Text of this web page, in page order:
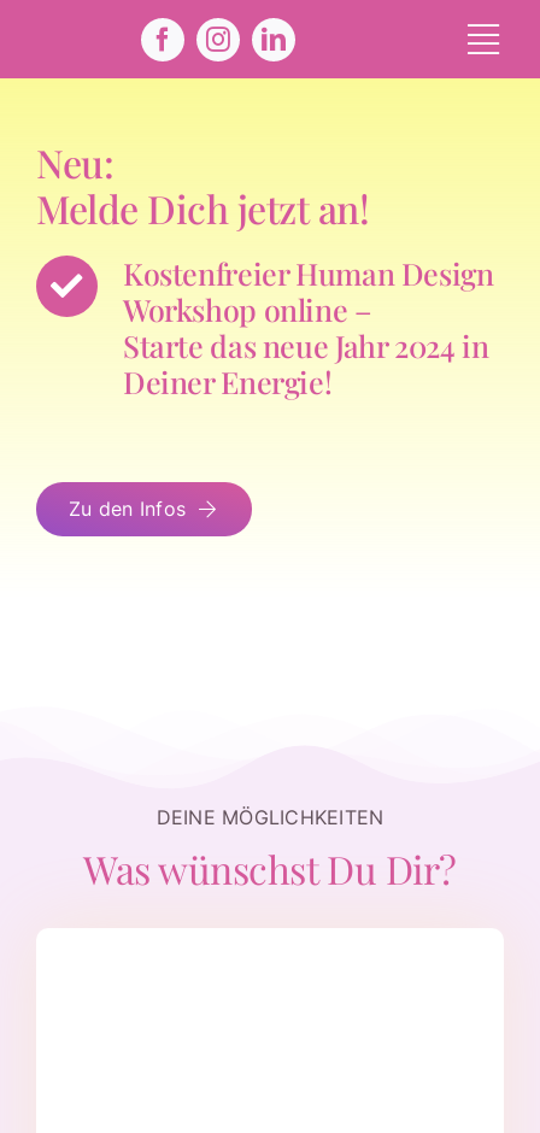
springen
Neu:
Melde Dich jetzt an!
Kostenfreier Human Design
Workshop online –
Starte das neue Jahr 2024 in
Deiner Energie!
Zu den Infos
DEINE MÖGLICHKEITEN
Was wünschst Du Dir?